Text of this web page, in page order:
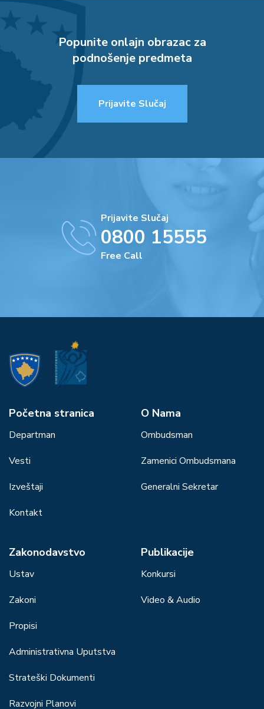
Popunite onlajn obrazac za
podnošenje predmeta
Prijavite Slučaj
Prijavite Slučaj
0800 15555
Free Call
Početna stranica
Departman
Vesti
Izveštaji
Kontakt
О Nama
Ombudsman
Zamenici Ombudsmana
Generalni Sekretar
Zakonodavstvo
Ustav
Zakoni
Propisi
Administrativna Uputstva
Strateški Dokumenti
Razvojni Planovi
Publikacije
Konkursi
Video & Audio